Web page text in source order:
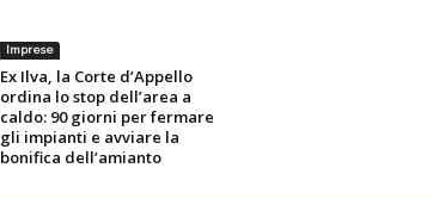
Imprese
Ex Ilva, la Corte d’Appello
ordina lo stop dell’area a
caldo: 90 giorni per fermare
gli impianti e avviare la
bonifica dell’amianto